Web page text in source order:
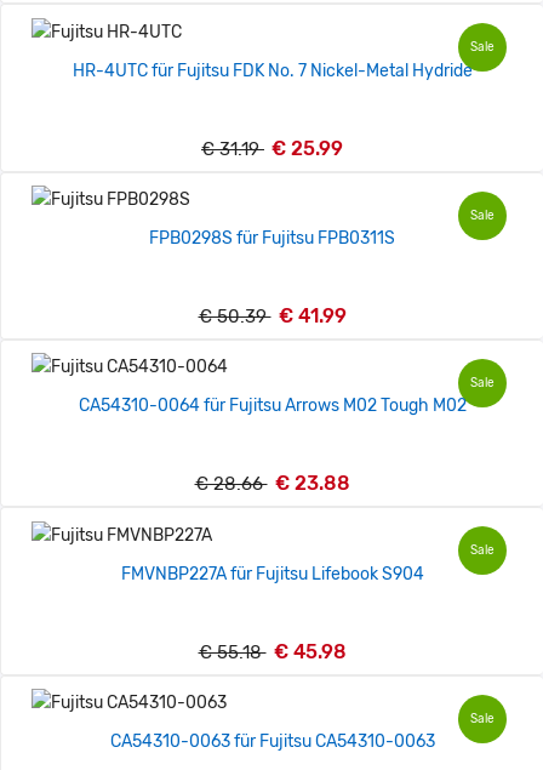
Sale
HR-4UTC für Fujitsu FDK No. 7 Nickel-Metal Hydride
€ 31.19 € 25.99
Sale
FPB0298S für Fujitsu FPB0311S
€ 50.39 € 41.99
Sale
CA54310-0064 für Fujitsu Arrows M02 Tough M02
€ 28.66 € 23.88
Sale
FMVNBP227A für Fujitsu Lifebook S904
€ 55.18 € 45.98
Sale
CA54310-0063 für Fujitsu CA54310-0063